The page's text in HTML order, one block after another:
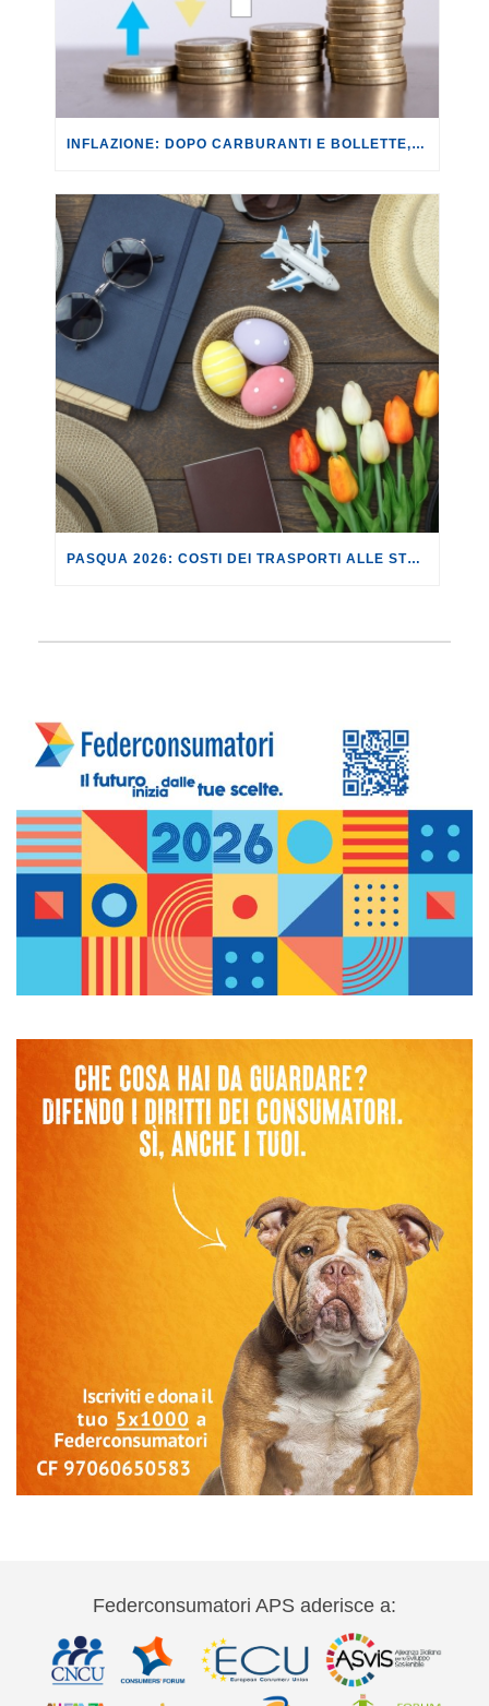
INFLAZIONE: DOPO CARBURANTI E BOLLETTE, GLI EFFETTI DEL CONFLITTO INIZIANO A FARSI SENTIRE SUI PREZZI.
PASQUA 2026: COSTI DEI TRASPORTI ALLE STELLE.
Federconsumatori APS aderisce a: